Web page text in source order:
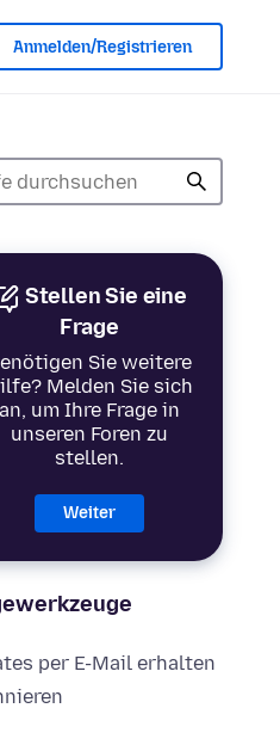
Anmelden/Registrieren
Stellen Sie eine
Frage
Sie weitere
Melden Sie sich
an, um Ihre Frage in
unseren Foren zu
stellen.
Weiter
per E-Mail erhalten